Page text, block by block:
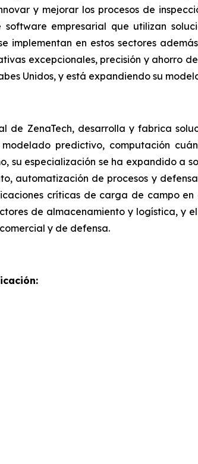
y mejorar los procesos de
software empresarial que utilizan
implementan en estos sectores
excepcionales, precisión y ahorro
Unidos, y está expandiendo su
ZenaTech, desarrolla y fabrica
predictivo, computación
su especialización se ha expandido a
automatización de procesos y
críticas de carga de campo
de almacenamiento y logística, y el
y de defensa.